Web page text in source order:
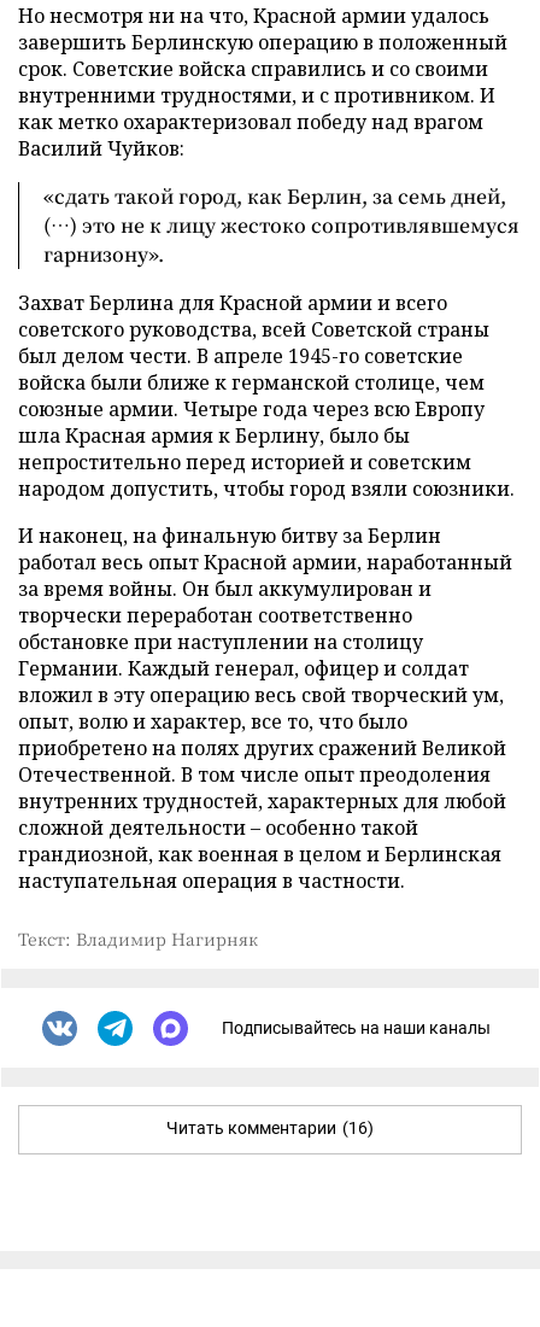
Но несмотря ни на что, Красной армии удалось
завершить Берлинскую операцию в положенный
срок. Советские войска справились и со своими
внутренними трудностями, и с противником. И
как метко охарактеризовал победу над врагом
Василий Чуйков:
«сдать такой город, как Берлин, за семь дней,
(…) это не к лицу жестоко сопротивлявшемуся
гарнизону».
Захват Берлина для Красной армии и всего
советского руководства, всей Советской страны
был делом чести. В апреле 1945-го советские
войска были ближе к германской столице, чем
союзные армии. Четыре года через всю Европу
шла Красная армия к Берлину, было бы
непростительно перед историей и советским
народом допустить, чтобы город взяли союзники.
И наконец, на финальную битву за Берлин
работал весь опыт Красной армии, наработанный
за время войны. Он был аккумулирован и
творчески переработан соответственно
обстановке при наступлении на столицу
Германии. Каждый генерал, офицер и солдат
вложил в эту операцию весь свой творческий ум,
опыт, волю и характер, все то, что было
приобретено на полях других сражений Великой
Отечественной. В том числе опыт преодоления
внутренних трудностей, характерных для любой
сложной деятельности – особенно такой
грандиозной, как военная в целом и Берлинская
наступательная операция в частности.
Текст: Владимир Нагирняк
Подписывайтесь на наши каналы
Читать комментарии (16)